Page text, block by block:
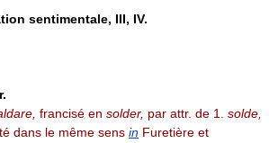
sentimentale, III, IV.
francisé en solder, par attr. de 1. solde,
dans le même sens in Furetière et